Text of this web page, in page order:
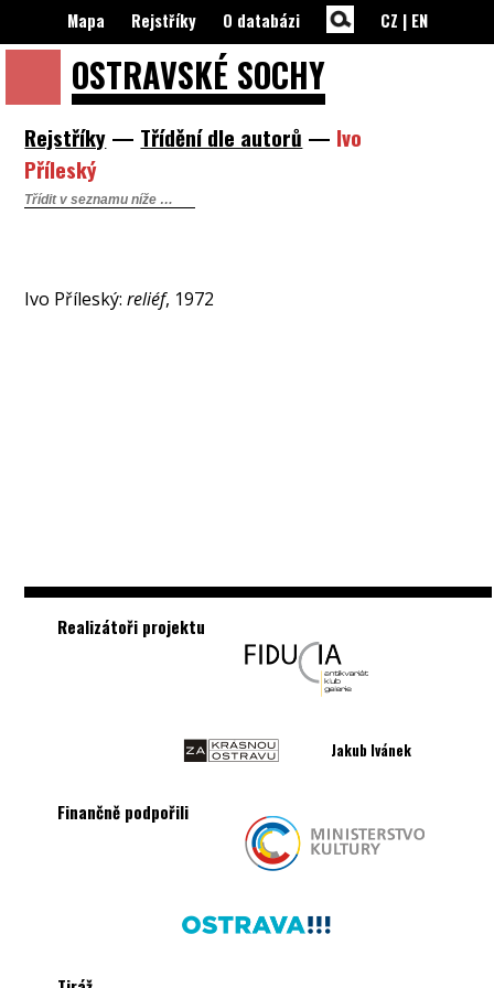
OSTRAVSKÉ SOCHY
Mapa Rejstříky O databázi CZ | EN
Rejstříky — Třídění dle autorů — Ivo
Příleský
Ivo Příleský:reliéf, 1972
Realizátoři projektu
Jakub Ivánek
Finančně podpořili